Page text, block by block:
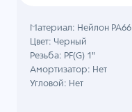
Материал: Нейлон PA66
Цвет: Черный
Резьба: PF(G) 1"
Амортизатор: Нет
Угловой: Нет